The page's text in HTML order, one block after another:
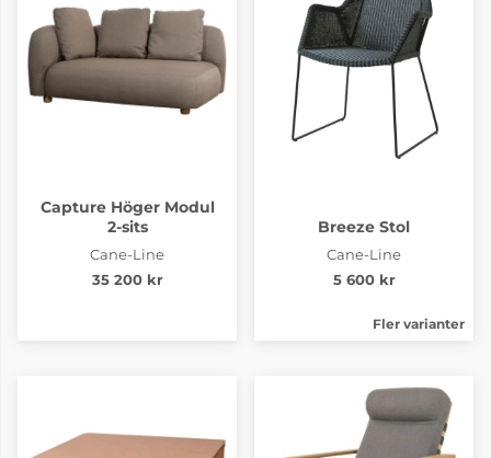
Capture Höger Modul
2-sits
Cane-Line
35 200 kr
Breeze Stol
Cane-Line
5 600 kr
Fler varianter